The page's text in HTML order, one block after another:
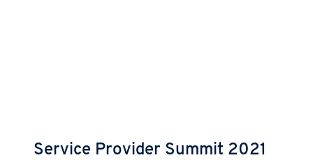
Service Provider Summit 2021